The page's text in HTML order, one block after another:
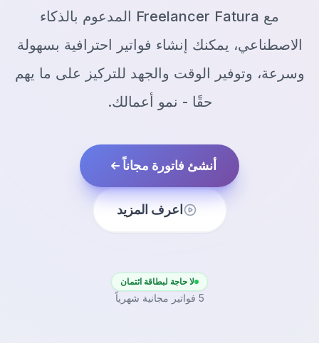
مع Freelancer Fatura المدعوم بالذكاء
الاصطناعي، يمكنك إنشاء فواتير احترافية بسهولة
وسرعة، وتوفير الوقت والجهد للتركيز على ما يهم
حقًا - نمو أعمالك.
أنشئ فاتورة مجاناً
اعرف المزيد
لا حاجة لبطاقة ائتمان
5 فواتير مجانية شهرياً